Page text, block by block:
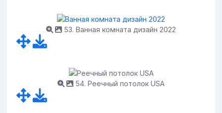
53. Ванная комната дизайн 2022
54. Реечный потолок USA